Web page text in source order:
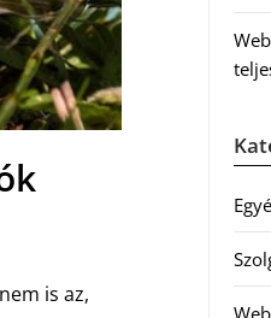
is az,